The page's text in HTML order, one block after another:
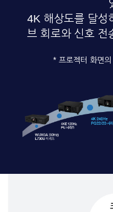
4K 해상도를 달성
브 회로와 신호 전
* 프로젝터 화면